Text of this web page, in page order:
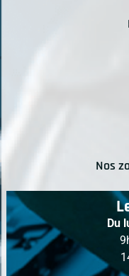
Nos
Du